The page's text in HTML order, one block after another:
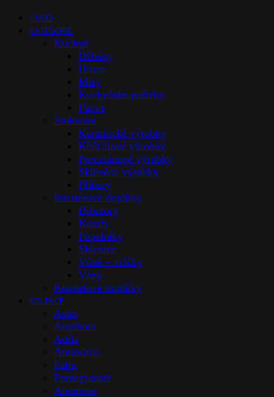
ÚVOD
KATEGORIE
Kuchyň
Džbány
Hrnce
Mísy
Kuchyňské potřeby
Pánve
Stolováni
Keramické výrobky
Křišťálové výrobky
Porcelánové výrobky
Skleněné výrobky
Příbory
Interiérové doplňky
Difuzory
Karafy
Popelníky
Sklenice
Vůně – svíčky
Vázy
Koupelové doplňky
KOLEKCE
Aster
Amphora
Adria
Amazōnia
Palm
Pomegranate
Anemone